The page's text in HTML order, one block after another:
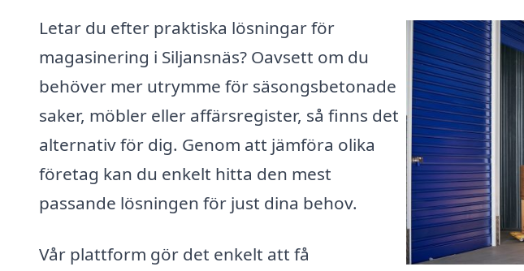
Letar du efter praktiska lösningar för
magasinering i Siljansnäs? Oavsett om du
behöver mer utrymme för säsongsbetonade
saker, möbler eller affärsregister, så finns det
alternativ för dig. Genom att jämföra olika
företag kan du enkelt hitta den mest
passande lösningen för just dina behov.
Vår plattform gör det enkelt att få